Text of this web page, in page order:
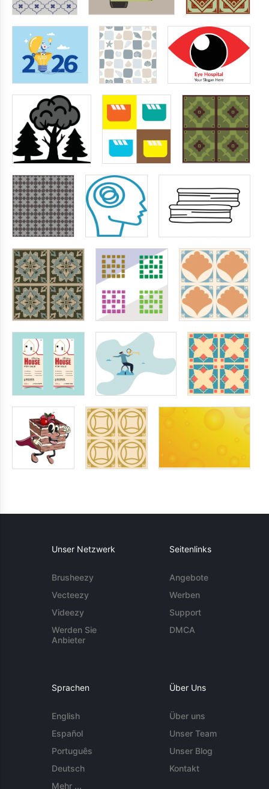
Unser Netzwerk
Brusheezy
Vecteezy
Videezy
Werden Sie
Anbieter
Seitenlinks
Angebote
Werben
Support
DMCA
Sprachen
English
Español
Português
Deutsch
Mehr ...
Über Uns
Über uns
Unser Team
Unser Blog
Kontakt